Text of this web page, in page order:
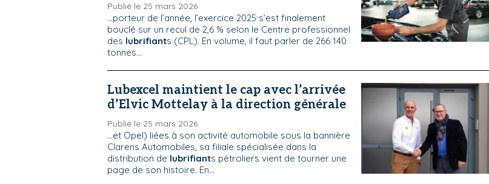
Publié le 25 mars 2026
...porteur de l’année, l’exercice 2025 s’est finalement
bouclé sur un recul de 2,6 % selon le Centre professionnel
des lubrifiants (CPL). En volume, il faut parler de 266 140
tonnes...
Lubexcel maintient le cap avec l’arrivée
d’Elvic Mottelay à la direction générale
Publié le 25 mars 2026
...et Opel) liées à son activité automobile sous la bannière
Clarens Automobiles, sa filiale spécialisée dans la
distribution de lubrifiants pétroliers vient de tourner une
page de son histoire. En...